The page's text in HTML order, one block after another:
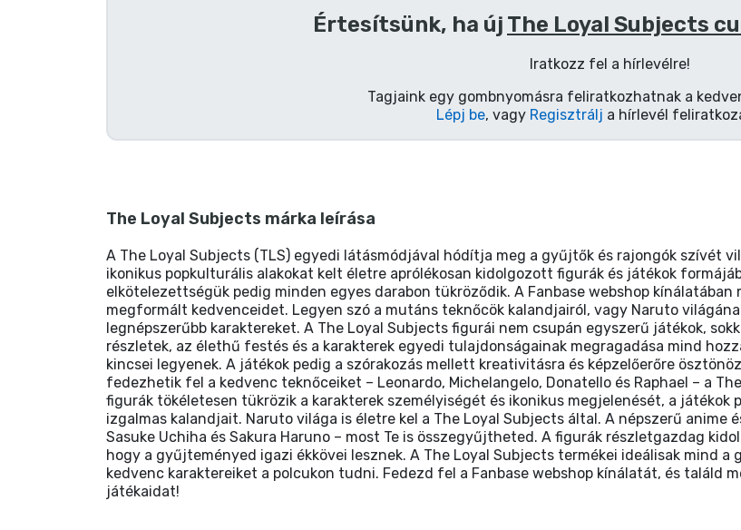
Értesítsünk, ha új The Loyal Subjects
Iratkozz fel a hírlevélre!
Tagjaink egy gombnyomásra feliratkozhatnak a
Lépj be, vagy Regisztrálj a hírlevél
The Loyal Subjects márka leírása
A The Loyal Subjects (TLS) egyedi látásmódjával hódítja meg a gyűjtők és rajongók szívét
ikonikus popkulturális alakokat kelt életre aprólékosan kidolgozott figurák és játékok
elkötelezettségük pedig minden egyes darabon tükröződik. A Fanbase webshop
megformált kedvenceidet. Legyen szó a mutáns teknőcök kalandjairól, vagy Naruto
legnépszerűbb karaktereket. A The Loyal Subjects figurái nem csupán egyszerű játékok,
részletek, az élethű festés és a karakterek egyedi tulajdonságainak megragadása mind
kincsei legyenek. A játékok pedig a szórakozás mellett kreativitásra és képzelőerőre
fedezhetik fel a kedvenc teknőceiket – Leonardo, Michelangelo, Donatello és Raphael – a
figurák tökéletesen tükrözik a karakterek személyiségét és ikonikus megjelenését, a
izgalmas kalandjait. Naruto világa is életre kel a The Loyal Subjects által. A népszerű anime
Sasuke Uchiha és Sakura Haruno – most Te is összegyűjtheted. A figurák részletgazdag
hogy a gyűjteményed igazi ékkövei lesznek. A The Loyal Subjects termékei ideálisak mind
kedvenc karaktereiket a polcukon tudni. Fedezd fel a Fanbase webshop kínálatát, és találd
játékaidat!